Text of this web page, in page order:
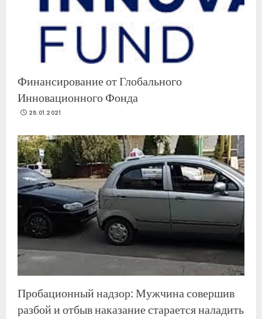
Финансирование от Глобального
Инновационного Фонда
28.01.2021
Пробационный надзор: Мужчина совершив
разбой и отбыв наказание старается наладить